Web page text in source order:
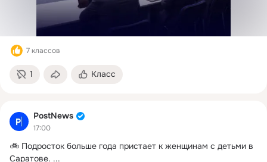
7 классов
1 Класс
PostNews
17:00
🚲 Подросток больше года пристает к женщинам с детьми в
Саратове. ...